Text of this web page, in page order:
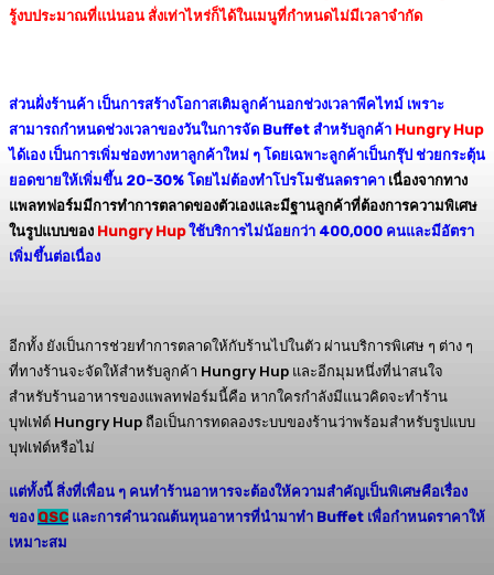
รู้งบประมาณที่แน่นอน สั่งเท่าไหร่ก็ได้ในเมนูที่กำหนดไม่มีเวลาจำกัด
ส่วนฝั่งร้านค้า เป็นการสร้างโอกาสเติมลูกค้านอกช่วงเวลาพีคไทม์ เพราะ
สามารถกำหนดช่วงเวลาของวันในการจัด Buffet สำหรับลูกค้า Hungry Hup
ได้เอง เป็นการเพิ่มช่องทางหาลูกค้าใหม่ ๆ โดยเฉพาะลูกค้าเป็นกรุ๊ป ช่วยกระตุ้น
ยอดขายให้เพิ่มขึ้น 20-30% โดยไม่ต้องทำโปรโมชันลดราคา เนื่องจากทาง
แพลทฟอร์มมีการทำการตลาดของตัวเองและมีฐานลูกค้าที่ต้องการความพิเศษ
ในรูปแบบของ Hungry Hup ใช้บริการไม่น้อยกว่า 400,000 คนและมีอัตรา
เพิ่มขึ้นต่อเนื่อง
อีกทั้ง ยังเป็นการช่วยทำการตลาดให้กับร้านไปในตัว ผ่านบริการพิเศษ ๆ ต่าง ๆ
ที่ทางร้านจะจัดให้สำหรับลูกค้า Hungry Hup และอีกมุมหนึ่งที่น่าสนใจ
สำหรับร้านอาหารของแพลทฟอร์มนี้คือ หากใครกำลังมีแนวคิดจะทำร้าน
บุฟเฟ่ต์ Hungry Hup ถือเป็นการทดลองระบบของร้านว่าพร้อมสำหรับรูปแบบ
บุฟเฟ่ต์หรือไม่
แต่ทั้งนี้ สิ่งที่เพื่อน ๆ คนทำร้านอาหารจะต้องให้ความสำคัญเป็นพิเศษคือเรื่อง
ของ QSC และการคำนวณต้นทุนอาหารที่นำมาทำ Buffet เพื่อกำหนดราคาให้
เหมาะสม